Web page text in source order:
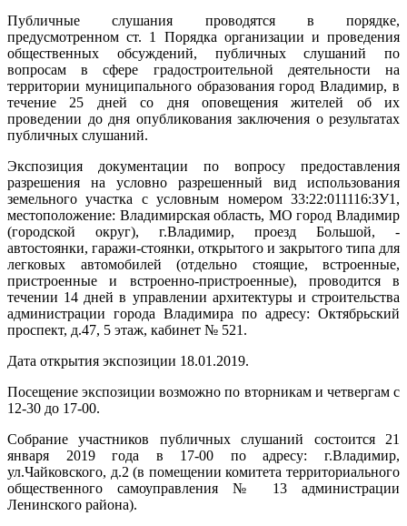
Публичные слушания проводятся в порядке,
предусмотренном ст. 1 Порядка организации и проведения
общественных обсуждений, публичных слушаний по
вопросам в сфере градостроительной деятельности на
территории муниципального образования город Владимир, в
течение 25 дней со дня оповещения жителей об их
проведении до дня опубликования заключения о результатах
публичных слушаний.
Экспозиция документации по вопросу предоставления
разрешения на условно разрешенный вид использования
земельного участка с условным номером 33:22:011116:ЗУ1,
местоположение: Владимирская область, МО город Владимир
(городской округ), г.Владимир, проезд Большой, -
автостоянки, гаражи-стоянки, открытого и закрытого типа для
легковых автомобилей (отдельно стоящие, встроенные,
пристроенные и встроенно-пристроенные), проводится в
течении 14 дней в управлении архитектуры и строительства
администрации города Владимира по адресу: Октябрьский
проспект, д.47, 5 этаж, кабинет № 521.
Дата открытия экспозиции 18.01.2019.
Посещение экспозиции возможно по вторникам и четвергам с
12-30 до 17-00.
Собрание участников публичных слушаний состоится 21
января 2019 года в 17-00 по адресу: г.Владимир,
ул.Чайковского, д.2 (в помещении комитета территориального
общественного самоуправления № 13 администрации
Ленинского района).